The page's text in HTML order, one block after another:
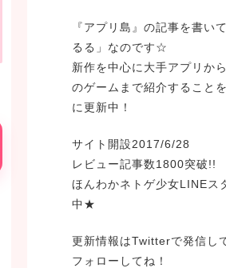
『アプリ島』の記事を書い
るる」なのです☆
新作を中心に大手アプリか
のゲームまで紹介すること
に更新中！
サイト開設2017/6/28
レビュー記事数1800突破!!
ほんわかネトゲ少女LINEス
中★
更新情報はTwitterで発信し
フォローしてね！